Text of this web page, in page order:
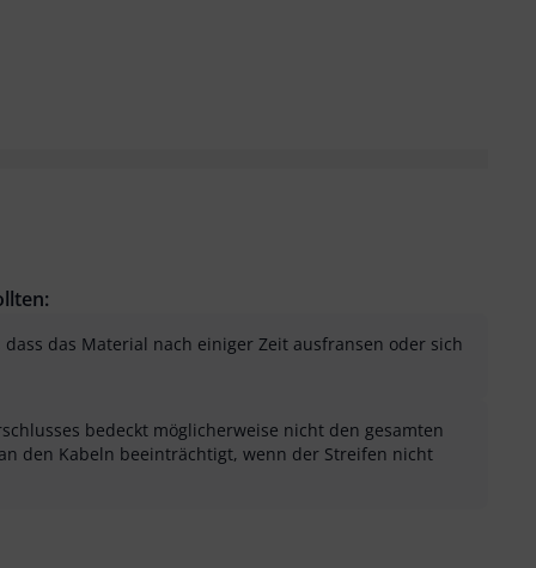
das Material nach einiger Zeit ausfransen oder sich
bedeckt möglicherweise nicht den gesamten
den Kabeln beeinträchtigt, wenn der Streifen nicht